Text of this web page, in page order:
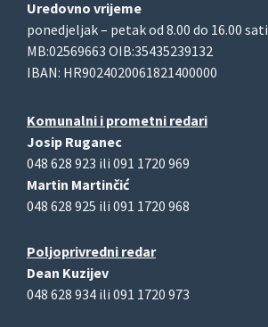
Uredovno vrijeme
ponedjeljak – petak od 8.00 do 16.00 sati
MB:02569663 OIB:35435239132
IBAN: HR9024020061821400000
Komunalni i prometni redari
Josip Ruganec
048 628 923 ili 091 1720 969
Martin Martinčić
048 628 925 ili 091 1720 968
Poljoprivredni redar
Dean Kuzijev
048 628 934 ili 091 1720 973